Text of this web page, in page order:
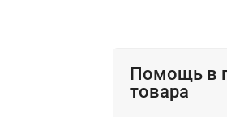
Помощь в
товара